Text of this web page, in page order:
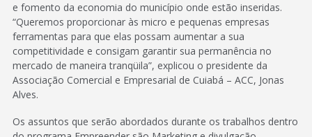
e fomento da economia do município onde estão inseridas.
“Queremos proporcionar às micro e pequenas empresas
ferramentas para que elas possam aumentar a sua
competitividade e consigam garantir sua permanência no
mercado de maneira tranqüila”, explicou o presidente da
Associação Comercial e Empresarial de Cuiabá – ACC, Jonas
Alves.
Os assuntos que serão abordados durante os trabalhos dentro